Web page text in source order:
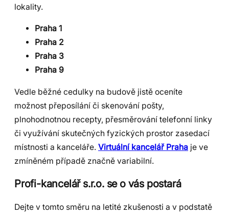
lokality.
Praha 1
Praha 2
Praha 3
Praha 9
Vedle běžné cedulky na budově jistě oceníte
možnost přeposílání či skenování pošty,
plnohodnotnou recepty, přesměrování telefonní linky
či využívání skutečných fyzických prostor zasedací
místnosti a kanceláře. Virtuální kancelář Praha je ve
zmíněném případě značně variabilní.
Profi-kancelář s.r.o. se o vás postará
Dejte v tomto směru na letité zkušenosti a v podstatě